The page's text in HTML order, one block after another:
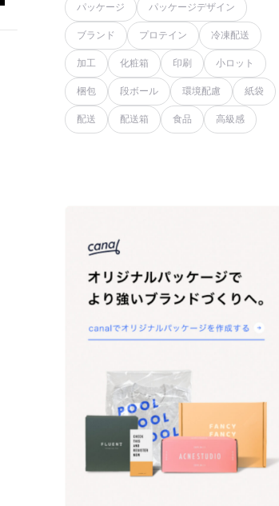
パッケージ パッケージデザイン
ブランド プロテイン 冷凍配送
加工 化粧箱 印刷 小ロット
梱包 段ボール 環境配慮 紙袋
配送 配送箱 食品 高級感